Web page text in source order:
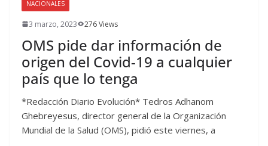
NACIONALES
3 marzo, 2023 276 Views
OMS pide dar información de
origen del Covid-19 a cualquier
país que lo tenga
*Redacción Diario Evolución* Tedros Adhanom
Ghebreyesus, director general de la Organización
Mundial de la Salud (OMS), pidió este viernes, a